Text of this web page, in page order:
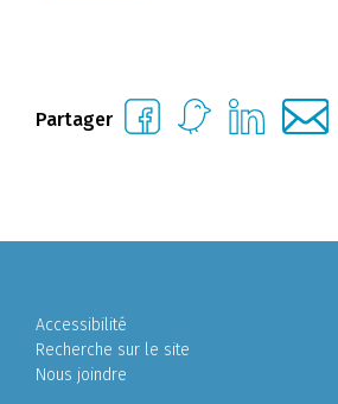
Partager
Accessibilité
Recherche sur le site
Nous joindre